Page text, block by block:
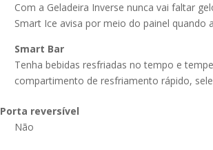
Com a Geladeira Inverse nunca vai faltar
Smart Ice avisa por meio do painel quando
Smart Bar
Tenha bebidas resfriadas no tempo e
compartimento de resfriamento rápido,
Porta reversível
Não